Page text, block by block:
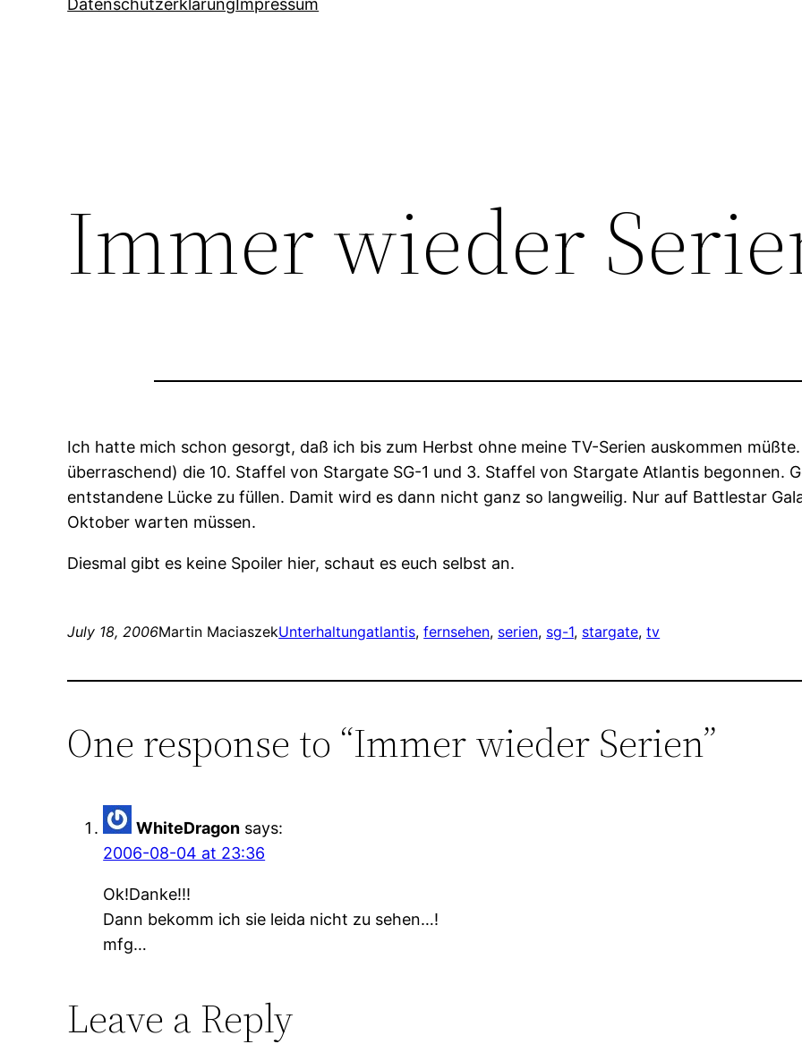
DatenschutzerklärungImpressum
Immer wieder
Ich hatte mich schon gesorgt, daß ich bis zum Herbst ohne meine TV-Serien auskommen
überraschend) die 10. Staffel von Stargate SG-1 und 3. Staffel von Stargate Atlantis begonnen.
entstandene Lücke zu füllen. Damit wird es dann nicht ganz so langweilig. Nur auf Battlestar
Oktober warten müssen.
Diesmal gibt es keine Spoiler hier, schaut es euch selbst an.
July 18, 2006Martin MaciaszekUnterhaltungatlantis, fernsehen, serien, sg-1, stargate, tv
One response to “Immer wieder Serien”
WhiteDragon says:
2006-08-04 at 23:36
Ok!Danke!!!
Dann bekomm ich sie leida nicht zu sehen…!
mfg…
Leave a Reply